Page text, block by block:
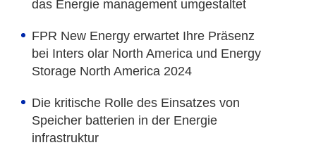
das Energie management umgestaltet
FPR New Energy erwartet Ihre Präsenz
bei Inters olar North America und Energy
Storage North America 2024
Die kritische Rolle des Einsatzes von
Speicher batterien in der Energie
infrastruktur